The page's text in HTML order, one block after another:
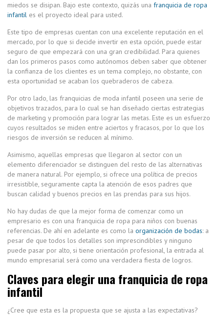
miedos se disipan. Bajo este contexto, quizás una franquicia de ropa
infantil es el proyecto ideal para usted.
Este tipo de empresas cuentan con una excelente reputación en el
mercado, por lo que si decide invertir en esta opción, puede estar
seguro de que empezará con una gran credibilidad. Para quienes
dan los primeros pasos como autónomos deben saber que obtener
la confianza de los clientes es un tema complejo, no obstante, con
esta oportunidad se acaban los quebraderos de cabeza.
Por otro lado, las franquicias de moda infantil poseen una serie de
objetivos trazados, para lo cual se han diseñado ciertas estrategias
de marketing y promoción para lograr las metas. Este es un esfuerzo
cuyos resultados se miden entre aciertos y fracasos, por lo que los
riesgos de inversión se reducen al mínimo.
Asimismo, aquellas empresas que llegaron al sector con un
elemento diferenciador se distinguen del resto de las alternativas
de manera natural. Por ejemplo, si ofrece una política de precios
irresistible, seguramente capta la atención de esos padres que
buscan calidad y buenos precios en las prendas para sus hijos.
No hay dudas de que la mejor forma de comenzar como un
empresario es con una franquicia de ropa para niños con buenas
referencias. De ahí en adelante es como la organización de bodas: a
pesar de que todos los detalles son imprescindibles y ninguno
puede pasar por alto, si tiene orientación profesional, la entrada al
mundo empresarial será como una verdadera fiesta de logros.
Claves para elegir una franquicia de ropa
infantil
¿Cree que esta es la propuesta que se ajusta a las expectativas?